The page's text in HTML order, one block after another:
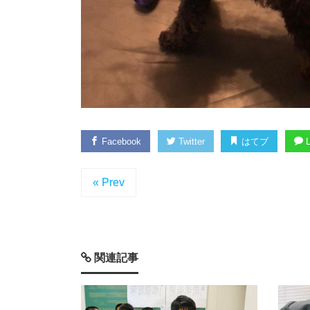
Facebook Twitter はてブ
« Prev
関連記事